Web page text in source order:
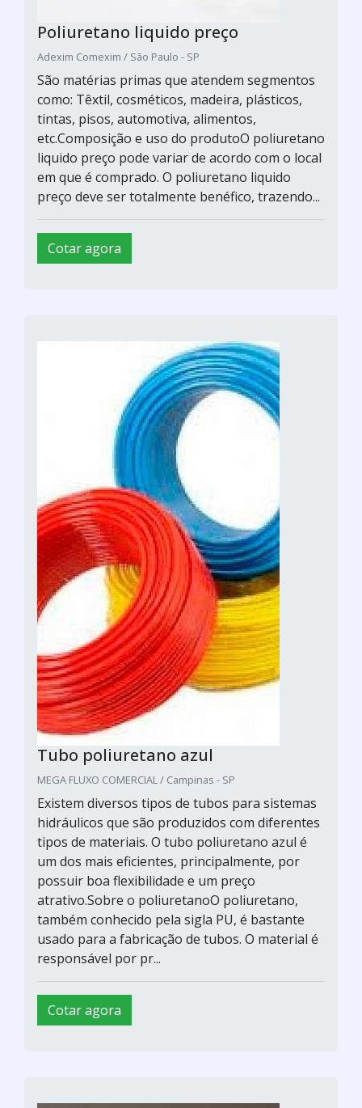
Poliuretano liquido preço
Adexim Comexim / São Paulo - SP
São matérias primas que atendem segmentos
como: Têxtil, cosméticos, madeira, plásticos,
tintas, pisos, automotiva, alimentos,
etc.Composição e uso do produtoO poliuretano
liquido preço pode variar de acordo com o local
em que é comprado. O poliuretano liquido
preço deve ser totalmente benéfico, trazendo...
Cotar agora
Tubo poliuretano azul
MEGA FLUXO COMERCIAL / Campinas - SP
Existem diversos tipos de tubos para sistemas
hidráulicos que são produzidos com diferentes
tipos de materiais. O tubo poliuretano azul é
um dos mais eficientes, principalmente, por
possuir boa flexibilidade e um preço
atrativo.Sobre o poliuretanoO poliuretano,
também conhecido pela sigla PU, é bastante
usado para a fabricação de tubos. O material é
responsável por pr...
Cotar agora